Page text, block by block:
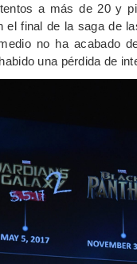
a más de 20 y
el final de la saga de
no ha acabado
una pérdida de